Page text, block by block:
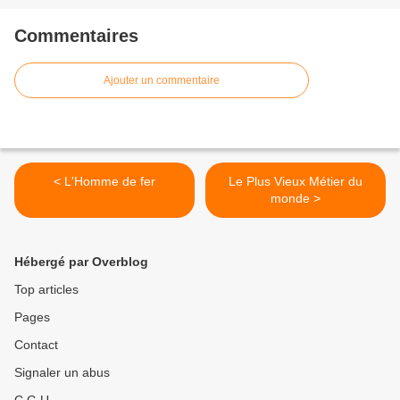
Commentaires
Ajouter un commentaire
< L'Homme de fer
Le Plus Vieux Métier du
monde >
Hébergé par Overblog
Top articles
Pages
Contact
Signaler un abus